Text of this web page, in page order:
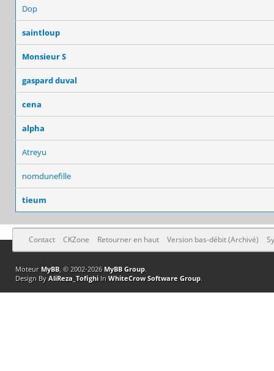
Dop
saintloup
Monsieur S
gaspard duval
cena
alpha
Atreyu
nomdunefille
tieum
Contact CKZone Retourner en haut Version bas-débit (Archivé)
Moteur MyBB, © 2002-2026 MyBB Group.
Design By AliReza_TofighiIn WhiteCrow Software Group.